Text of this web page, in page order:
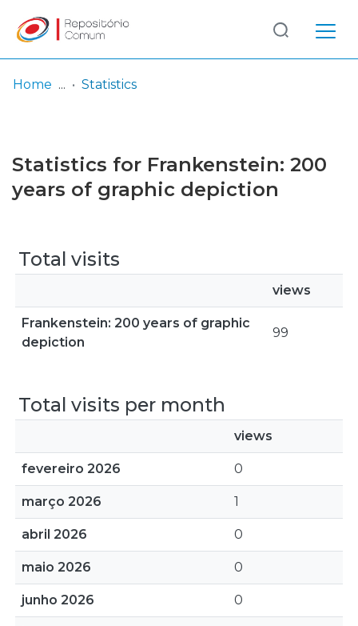
Browse repository
Log
In
(current)
Home Statistics
Statistics for Frankenstein: 200
years of graphic depiction
Total visits
views
Frankenstein: 200 years of graphic
depiction
99
Total visits per month
views
fevereiro 2026 0
março 2026 1
abril 2026 0
maio 2026 0
junho 2026 0